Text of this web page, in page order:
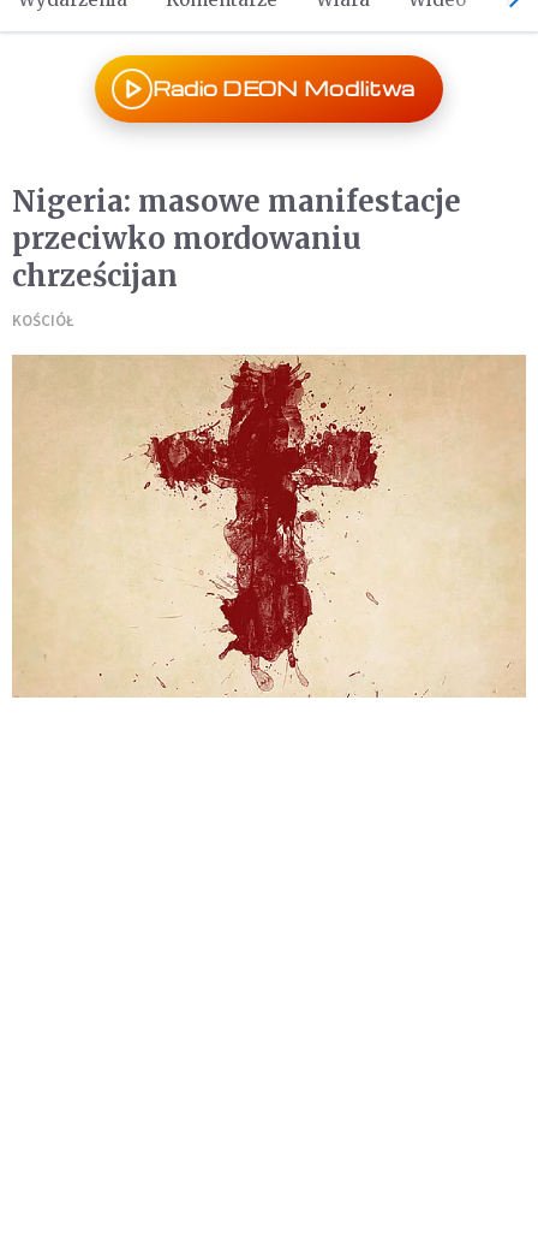
Radio DEON Modlitwa
Nigeria: masowe manifestacje
przeciwko mordowaniu
chrześcijan
KOŚCIÓŁ